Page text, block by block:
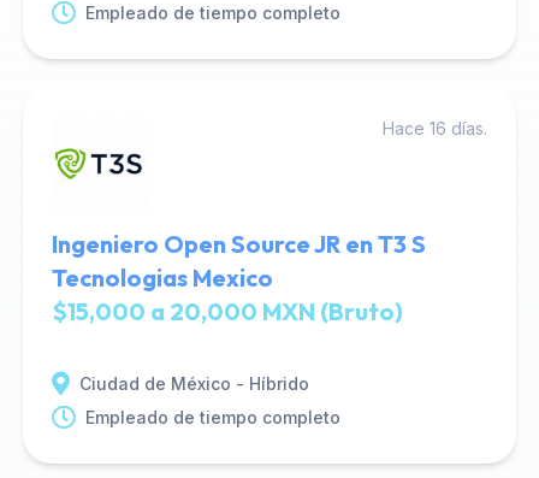
Empleado de tiempo completo
Hace 16 días.
Ingeniero Open Source JR en T3 S
Tecnologias Mexico
$15,000 a 20,000 MXN (Bruto)
Ciudad de México - Híbrido
Empleado de tiempo completo